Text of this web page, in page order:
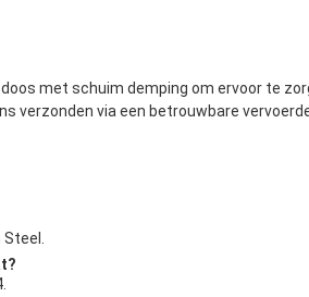
met schuim demping om ervoor te
verzonden via een betrouwbare